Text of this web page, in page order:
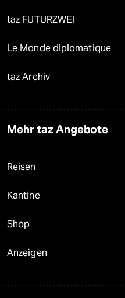
taz FUTURZWEI
Le Monde diplomatique
taz Archiv
Mehr taz Angebote
Reisen
Kantine
Shop
Anzeigen